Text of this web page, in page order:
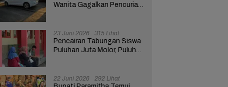
Wanita Gagalkan Pencurian
23 Juni 2026 315 Lihat
Pencairan Tabungan Siswa
Puluhan Juta Molor, Puluhan
22 Juni 2026 292 Lihat